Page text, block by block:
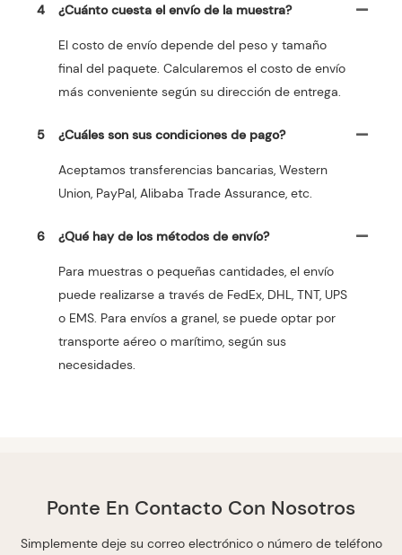
4 ¿Cuánto cuesta el envío de la muestra?
El costo de envío depende del peso y tamaño
final del paquete. Calcularemos el costo de envío
más conveniente según su dirección de entrega.
5 ¿Cuáles son sus condiciones de pago?
Aceptamos transferencias bancarias, Western
Union, PayPal, Alibaba Trade Assurance, etc.
6 ¿Qué hay de los métodos de envío?
Para muestras o pequeñas cantidades, el envío
puede realizarse a través de FedEx, DHL, TNT, UPS
o EMS. Para envíos a granel, se puede optar por
transporte aéreo o marítimo, según sus
necesidades.
Ponte En Contacto Con Nosotros
Simplemente deje su correo electrónico o número de teléfono